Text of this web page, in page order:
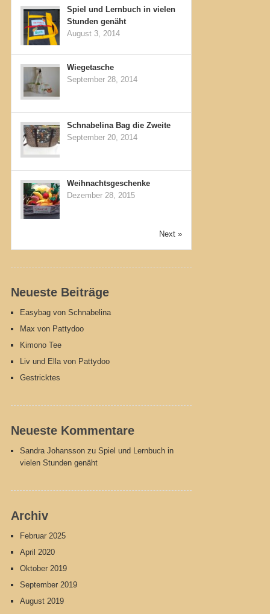
Spiel und Lernbuch in vielen
Stunden genäht
August 3, 2014
Wiegetasche
September 28, 2014
Schnabelina Bag die Zweite
September 20, 2014
Weihnachtsgeschenke
Dezember 28, 2015
Next »
Neueste Beiträge
Easybag von Schnabelina
Max von Pattydoo
Kimono Tee
Liv und Ella von Pattydoo
Gestricktes
Neueste Kommentare
Sandra Johanssonzu Spiel und Lernbuch in
vielen Stunden genäht
Archiv
Februar 2025
April 2020
Oktober 2019
September 2019
August 2019